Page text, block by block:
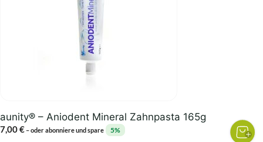
aunity® – Aniodent Mineral Zahnpasta 165g
7,00€ –oder abonniere und spare 5%